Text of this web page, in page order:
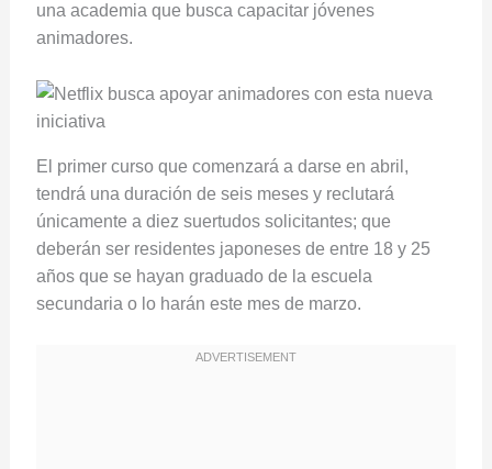
una academia que busca capacitar jóvenes
animadores.
El primer curso que comenzará a darse en abril,
tendrá una duración de seis meses y reclutará
únicamente a diez suertudos solicitantes; que
deberán ser residentes japoneses de entre 18 y 25
años que se hayan graduado de la escuela
secundaria o lo harán este mes de marzo.